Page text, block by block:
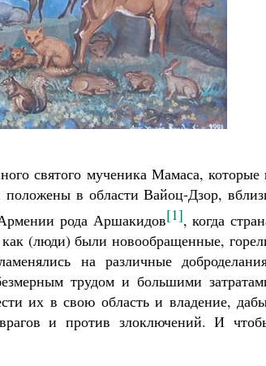
святого мученика Мамаса, которые
в области Вайоц-Дзор,
рода Аршакидов[1], когда
как (люди) были новообращенные,
на различные
трудом и большими
их в свою область и владение,
и против злоключений. И